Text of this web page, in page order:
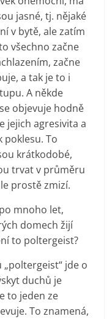
jasné, tj. nějaké
v bytě, ale zatím
všechno začne
začne
a tak je to i
A někde
objevuje hodně
jejich agresivita a
poklesu. To
krátkodobé,
trvat v průměru
prostě zmizí.
mnoho let,
domech žijí
to poltergeist?
jde o
duchů je
to jeden ze
To znamená,